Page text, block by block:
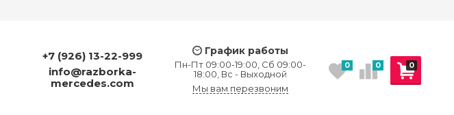
+7 (926) 13-22-999
info@razborka-
mercedes.com
График работы
Пн-Пт 09:00-19:00, Сб 09:00-
18:00, Вс - Выходной
Мы вам перезвоним
0
0 0